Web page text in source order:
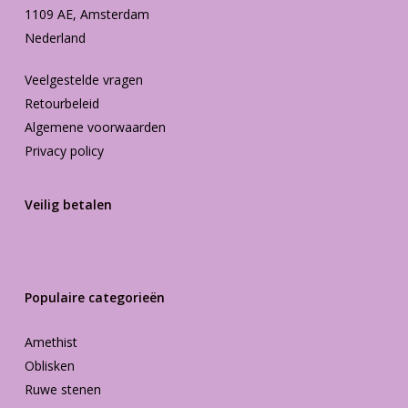
1109 AE, Amsterdam
Nederland
Veelgestelde vragen
Retourbeleid
Algemene voorwaarden
Privacy policy
Veilig betalen
Populaire categorieën
Amethist
Oblisken
Ruwe stenen